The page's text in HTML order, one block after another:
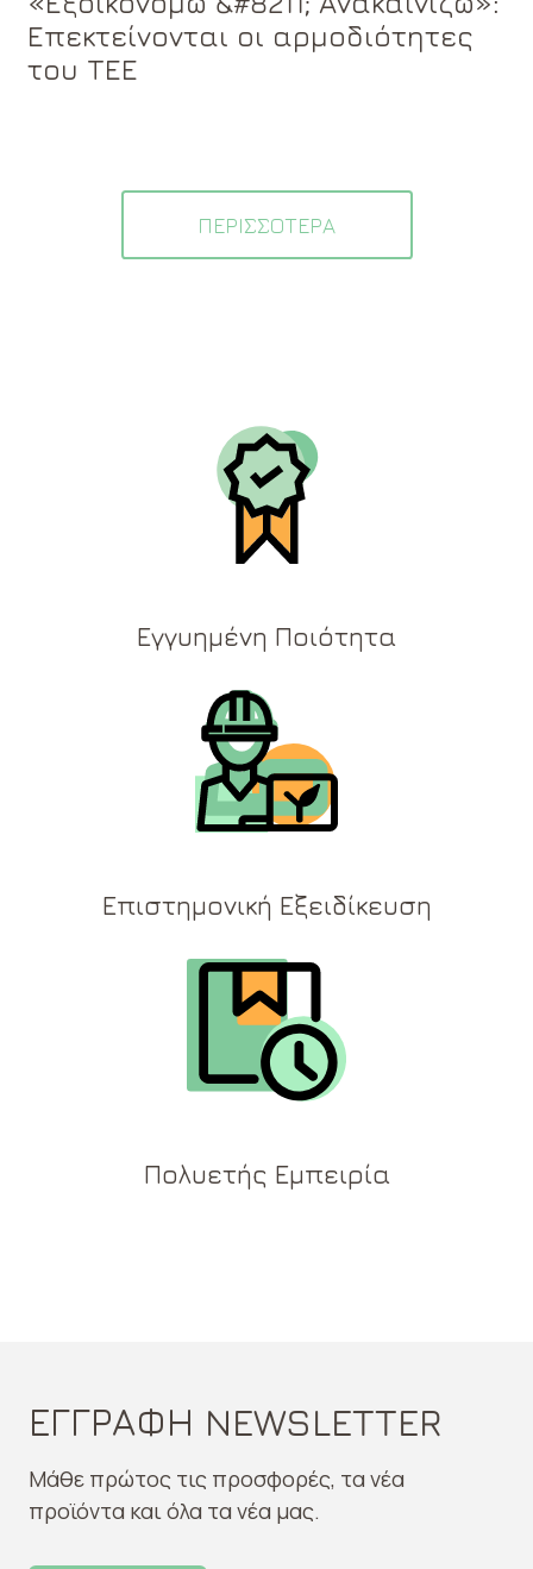
Επεκτείνονται οι αρμοδιότητες
του ΤΕΕ
ΠΕΡΙΣΣΟΤΕΡΑ
Εγγυημένη Ποιότητα
Επιστημονική Εξειδίκευση
Πολυετής Εμπειρία
ΕΓΓΡΑΦΗ NEWSLETTER
Μάθε πρώτος τις προσφορές, τα νέα
προϊόντα και όλα τα νέα μας.